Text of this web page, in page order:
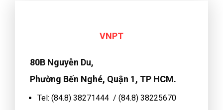
VNPT
80B Nguyễn Du,
Phường Bến Nghé, Quận 1, TP HCM.
Tel: (84.8) 38271444 / (84.8) 38225670